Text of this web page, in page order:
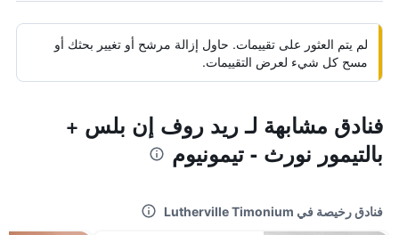
لم يتم العثور على تقييمات. حاول إزالة مرشح أو تغيير بحثك أو
مسح كل شيء لعرض التقييمات.
فنادق مشابهة لـ ريد روف إن بلس +
بالتيمور نورث - تيمونيوم
فنادق رخيصة في Lutherville Timonium